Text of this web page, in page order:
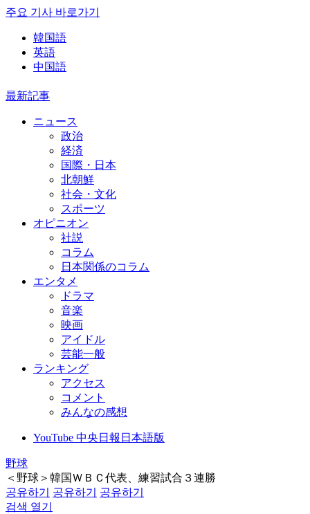
주요 기사 바로가기
韓国語
英語
中国語
最新記事
ニュース
政治
経済
国際・日本
北朝鮮
社会・文化
スポーツ
オピニオン
社説
コラム
日本関係のコラム
エンタメ
ドラマ
音楽
映画
アイドル
芸能一般
ランキング
アクセス
コメント
みんなの感想
YouTube 中央日報日本語版
野球
＜野球＞韓国ＷＢＣ代表、練習試合３連勝
공유하기
공유하기
공유하기
검색 열기